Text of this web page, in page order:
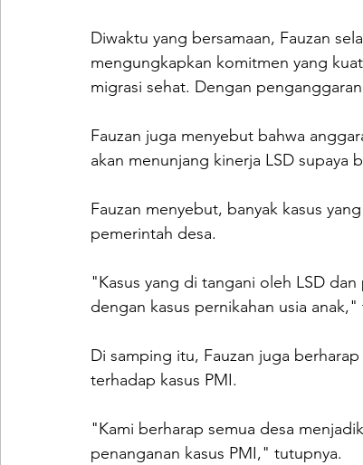
Diwaktu yang bersamaan, Fauzan
mengungkapkan komitmen yang
migrasi sehat. Dengan
Fauzan juga menyebut bahwa
akan menunjang kinerja LSD supaya
Fauzan menyebut, banyak kasus
pemerintah desa.
"Kasus yang di tangani oleh LSD
dengan kasus pernikahan usia anak,"
Di samping itu, Fauzan juga
terhadap kasus PMI.
"Kami berharap semua desa
penanganan kasus PMI," tutupnya.